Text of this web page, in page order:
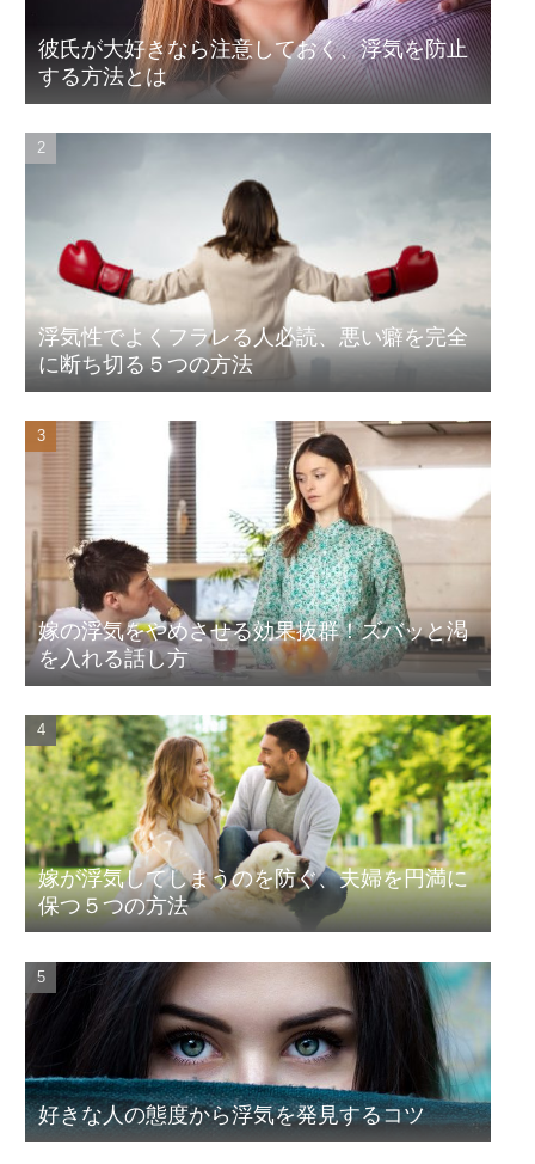
彼氏が大好きなら注意しておく、浮気を防止
する方法とは
浮気性でよくフラレる人必読、悪い癖を完全
に断ち切る５つの方法
嫁の浮気をやめさせる効果抜群！ズバッと渇
を入れる話し方
嫁が浮気してしまうのを防ぐ、夫婦を円満に
保つ５つの方法
好きな人の態度から浮気を発見するコツ